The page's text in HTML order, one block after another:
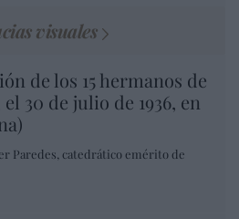
visuales
de los 15 hermanos de
30 de julio de 1936, en
Paredes, catedrático emérito de